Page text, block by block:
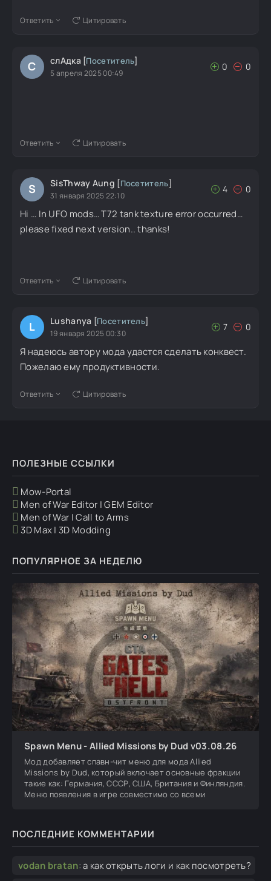
Ответить Цитировать
С слАдка [Посетитель]
5 апреля 2025 00:49
0 0
Ответить Цитировать
S SisThway Aung [Посетитель]
31 января 2025 22:10
4 0
Hi … In UFO mods… T72 tank texture error occurred…
please fixed next version.. thanks!
Ответить Цитировать
L Lushanya [Посетитель]
19 января 2025 00:30
7 0
Я надеюсь автору мода удастся сделать конквест.
Пожелаю ему продуктивности.
Ответить Цитировать
ПОЛЕЗНЫЕ ССЫЛКИ
Mow-Portal
Men of War Editor | GEM Editor
Men of War | Call to Arms
3D Max | 3D Modding
ПОПУЛЯРНОЕ ЗА НЕДЕЛЮ
Spawn Menu - Allied Missions by Dud v03.08.26
Мод добавляет спавн-чит меню для мода Allied
Missions by Dud, который включает основные фракции
такие как: Германия, СССР, США, Британия и Финляндия.
Меню появления в игре совместимо со всеми
ПОСЛЕДНИЕ КОММЕНТАРИИ
vodan bratan:а как открыть логи и как посмотреть?